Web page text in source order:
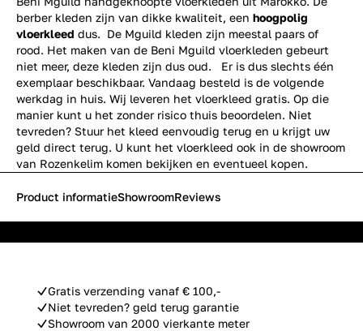
berber kleden zijn van dikke kwaliteit, een hoogpolig
vloerkleed dus. De Mguild kleden zijn meestal paars of
rood. Het maken van de Beni Mguild vloerkleden gebeurt
niet meer, deze kleden zijn dus oud. Er is dus slechts één
exemplaar beschikbaar. Vandaag besteld is de volgende
werkdag in huis. Wij leveren het vloerkleed gratis. Op die
manier kunt u het zonder risico thuis beoordelen. Niet
tevreden? Stuur het kleed eenvoudig terug en u krijgt uw
geld direct terug. U kunt het vloerkleed ook in de showroom
van Rozenkelim komen bekijken en eventueel kopen.
Gratis verzending vanaf € 100,-
Niet tevreden? geld terug garantie
Showroom van 2000 vierkante meter
Product informatieShowroomReviews